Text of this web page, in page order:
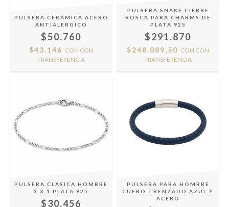
PULSERA CERÁMICA ACERO
ANTIALERGICO
$50.760
$43.146 CON CON
TRANSFERENCIA
PULSERA SNAKE CIERRE
ROSCA PARA CHARMS DE
PLATA 925
$291.870
$248.089,50 CON CON
TRANSFERENCIA
PULSERA CLASICA HOMBRE
3 X 1 PLATA 925
$30.456
PULSERA PARA HOMBRE
CUERO TRENZADO AZUL Y
ACERO